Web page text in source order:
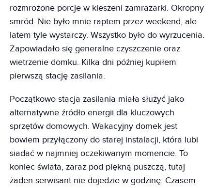
rozmrożone porcje w kieszeni zamrażarki. Okropny
smród. Nie było mnie raptem przez weekend, ale
latem tyle wystarczy. Wszystko było do wyrzucenia.
Zapowiadało się generalne czyszczenie oraz
wietrzenie domku. Kilka dni później kupiłem
pierwszą stację zasilania.
Początkowo stacja zasilania miała służyć jako
alternatywne źródło energii dla kluczowych
sprzętów domowych. Wakacyjny domek jest
bowiem przyłączony do starej instalacji, która lubi
siadać w najmniej oczekiwanym momencie. To
koniec świata, zaraz pod piękną puszczą, tutaj
żaden serwisant nie dojedzie w godzinę. Czasem